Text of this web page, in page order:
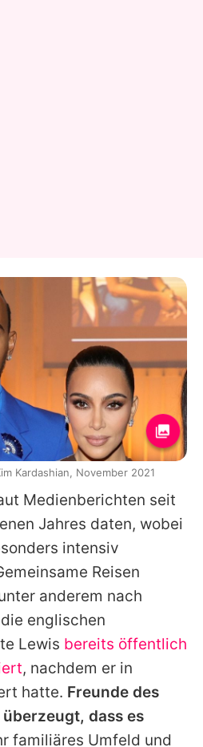
Medienberichten seit
Jahres daten, wobei
intensiv
Reisen
anderem nach
englischen
Lewis bereits öffentlich
, nachdem er in
hatte. Freunde des
dass es
familiäres Umfeld und
Kardashian, November 2021